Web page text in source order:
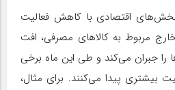
اقتصادی با کاهش فعالیت
مربوط به کالاهای مصرفی، افت
جبران می‌کند و طی این ماه برخی
بیشتری پیدا می‌کنند. برای مثال،